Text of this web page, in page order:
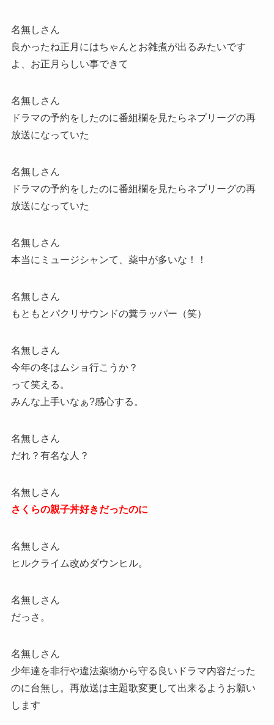
名無しさん
良かったね正月にはちゃんとお雑煮が出るみたいです
よ、お正月らしい事できて
名無しさん
ドラマの予約をしたのに番組欄を見たらネプリーグの再
放送になっていた
名無しさん
ドラマの予約をしたのに番組欄を見たらネプリーグの再
放送になっていた
名無しさん
本当にミュージシャンて、薬中が多いな！！
名無しさん
もともとパクリサウンドの糞ラッパー（笑）
名無しさん
今年の冬はムショ行こうか？
って笑える。
みんな上手いなぁ?感心する。
名無しさん
だれ？有名な人？
名無しさん
さくらの親子丼好きだったのに
名無しさん
ヒルクライム改めダウンヒル。
名無しさん
だっさ。
名無しさん
少年達を非行や違法薬物から守る良いドラマ内容だった
のに台無し。再放送は主題歌変更して出来るようお願い
します